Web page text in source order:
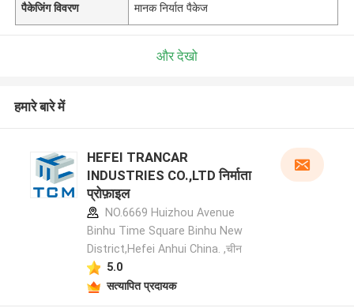
पैकेजिंग विवरण मानक निर्यात पैकेज
और देखो
हमारे बारे में
HEFEI TRANCAR
INDUSTRIES CO.,LTD निर्माता
प्रोफ़ाइल
NO.6669 Huizhou Avenue
Binhu Time Square Binhu New
District,Hefei Anhui China. ,चीन
5.0
सत्यापित प्रदायक